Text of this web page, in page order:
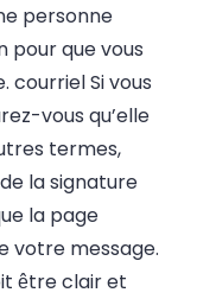
personne
pour que vous
courrielSi vous
vous qu’elle
termes,
la signature
la page
votre message.
être clair et